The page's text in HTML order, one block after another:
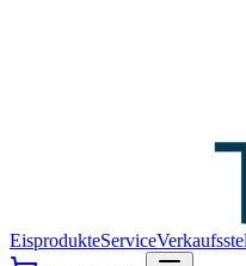
EisprodukteService